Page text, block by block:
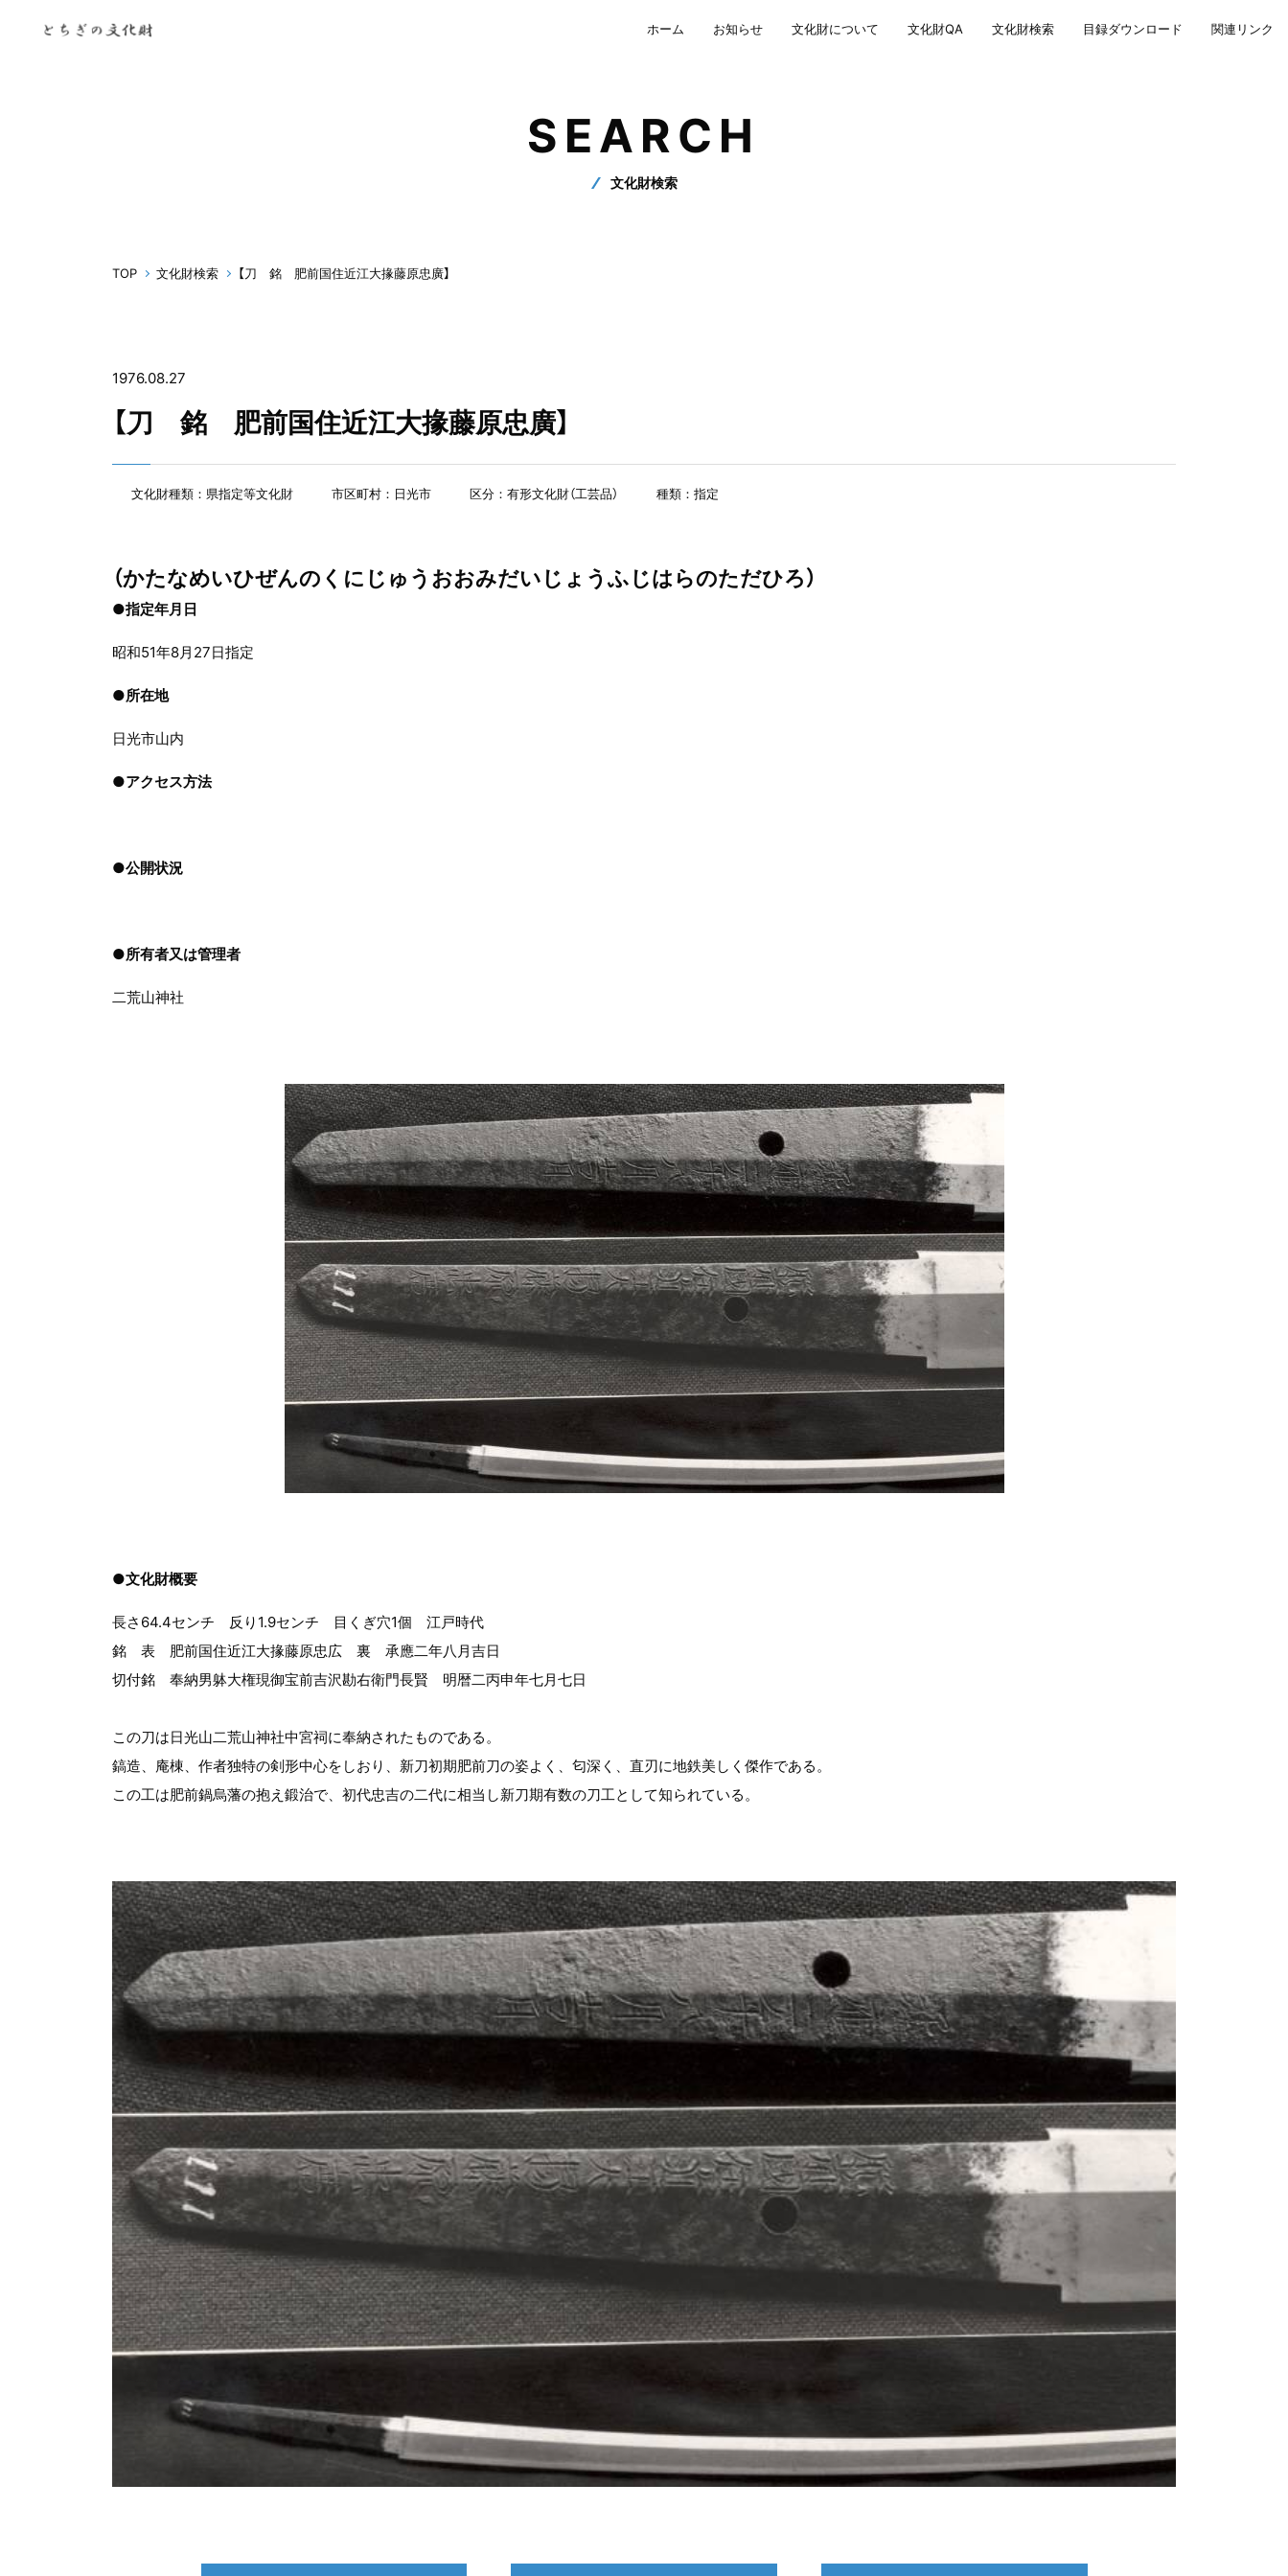
ホーム お知らせ 文化財について 文化財QA 文化財検索 目録ダウンロード 関連リンク
SEARCH
文化財検索
TOP 文化財検索 【刀 銘 肥前国住近江大掾藤原忠廣】
1976.08.27
【刀 銘 肥前国住近江大掾藤原忠廣】
文化財種類：県指定等文化財 市区町村：日光市 区分：有形文化財（工芸品） 種類：指定
（かたなめいひぜんのくにじゅうおおみだいじょうふじはらのただひろ）
●指定年月日
昭和51年8月27日指定
●所在地
日光市山内
●アクセス方法
●公開状況
●所有者又は管理者
二荒山神社
●文化財概要
長さ64.4センチ 反り1.9センチ 目くぎ穴1個 江戸時代
銘 表 肥前国住近江大掾藤原忠広 裏 承應二年八月吉日
切付銘 奉納男躰大権現御宝前吉沢勘右衛門長賢 明暦二丙申年七月七日
この刀は日光山二荒山神社中宮祠に奉納されたものである。
鎬造、庵棟、作者独特の剣形中心をしおり、新刀初期肥前刀の姿よく、匂深く、直刃に地鉄美しく傑作である。
この工は肥前鍋烏藩の抱え鍛治で、初代忠吉の二代に相当し新刀期有数の刀工として知られている。